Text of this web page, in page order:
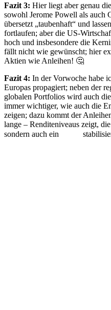
Fazit 3: Hier liegt aber genau
sowohl Jerome Powell als auch
übersetzt „taubenhaft“ und
fortlaufen; aber die US-
hoch und insbesondere die
fällt nicht wie gewünscht; hier
Aktien wie Anleihen! 🤔
Fazit 4: In der Vorwoche habe
Europas propagiert; neben der
globalen Portfolios wird auch die
immer wichtiger, wie auch die
zeigen; dazu kommt der
lange – Renditeniveaus zeigt,
sondern auch ein